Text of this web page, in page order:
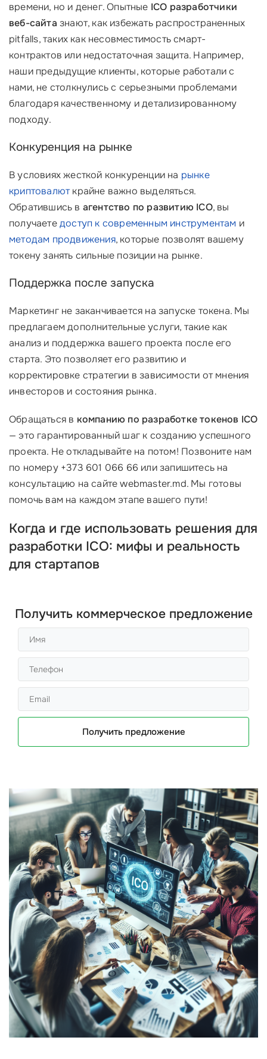
времени, но и денег. Опытные ICO разработчики
веб-сайта знают, как избежать распространенных
pitfalls, таких как несовместимость смарт-
контрактов или недостаточная защита. Например,
наши предыдущие клиенты, которые работали с
нами, не столкнулись с серьезными проблемами
благодаря качественному и детализированному
подходу.
Конкуренция на рынке
В условиях жесткой конкуренции на рынке
криптовалюткрайне важно выделяться.
Обратившись в агентство по развитию ICO, вы
получаетедоступ к современным инструментам и
методам продвижения, которые позволят вашему
токену занять сильные позиции на рынке.
Поддержка после запуска
Маркетинг не заканчивается на запуске токена. Мы
предлагаем дополнительные услуги, такие как
анализ и поддержка вашего проекта после его
старта. Это позволяет его развитию и
корректировке стратегии в зависимости от мнения
инвесторов и состояния рынка.
Обращаться в компанию по разработке токенов ICO
— это гарантированный шаг к созданию успешного
проекта. Не откладывайте на потом! Позвоните нам
по номеру +373 601 066 66 или запишитесь на
консультацию на сайте webmaster.md. Мы готовы
помочь вам на каждом этапе вашего пути!
Когда и где использовать решения для
разработки ICO: мифы и реальность
для стартапов
Получить коммерческое предложение
Получить предложение